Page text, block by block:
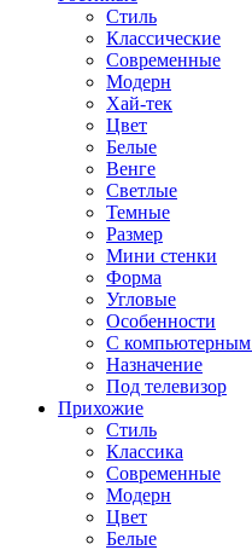
Стиль
Классические
Современные
Модерн
Хай-тек
Цвет
Белые
Венге
Светлые
Темные
Размер
Мини стенки
Форма
Угловые
Особенности
С компьютерным
Назначение
Под телевизор
Прихожие
Стиль
Классика
Современные
Модерн
Цвет
Белые